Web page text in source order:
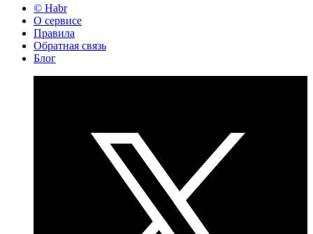
© Habr
О сервисе
Правила
Обратная связь
Блог